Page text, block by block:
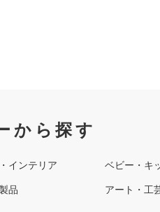
から探す
インテリア ベビー・キ
品 アート・工